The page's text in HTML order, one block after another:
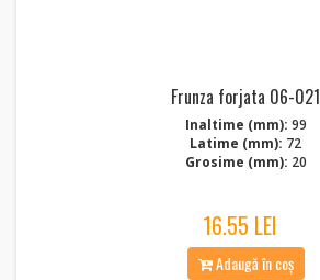
Frunza forjata 06-021
Inaltime (mm): 99
Latime (mm): 72
Grosime (mm): 20
16.55 LEI
Adaugă în coș